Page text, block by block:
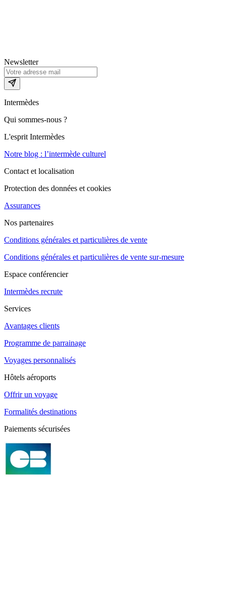
Newsletter
Intermèdes
Qui sommes-nous ?
L'esprit Intermèdes
Notre blog : l’intermède culturel
Contact et localisation
Protection des données et cookies
Assurances
Nos partenaires
Conditions générales et particulières de vente
Conditions générales et particulières de vente sur-mesure
Espace conférencier
Intermèdes recrute
Services
Avantages clients
Programme de parrainage
Voyages personnalisés
Hôtels aéroports
Offrir un voyage
Formalités destinations
Paiements sécurisées